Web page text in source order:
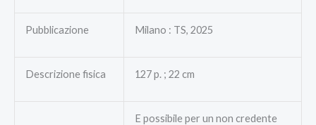
Pubblicazione Milano : TS, 2025
Descrizione fisica 127 p. ; 22 cm
E possibile per un non credente